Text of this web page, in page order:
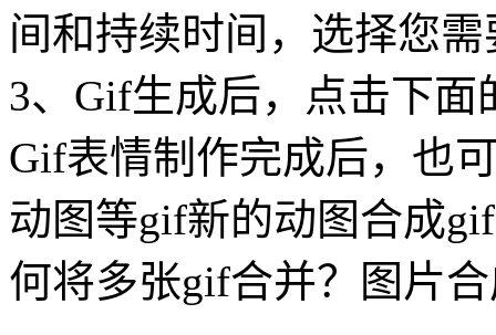
间和持续时间，选择您
3、Gif生成后，点击下
Gif表情制作完成后，也
动图等gif新的动图合成
何将多张gif合并？图片